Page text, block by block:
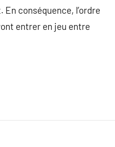
conséquence, l’ordre
entrer en jeu entre